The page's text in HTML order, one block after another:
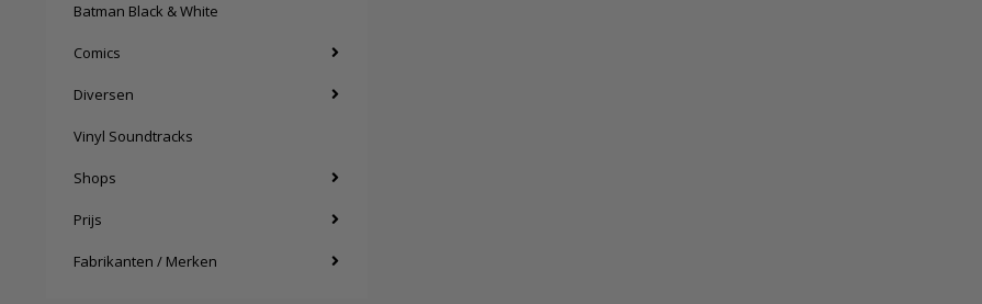
Batman Black & White
Comics
Diversen
Vinyl Soundtracks
Shops
Prijs
Fabrikanten / Merken